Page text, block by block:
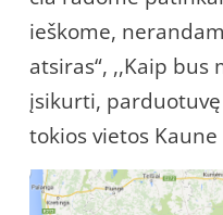
ieškome,
atsiras“, ,,Kaip
įsikurti,
tokios vietos